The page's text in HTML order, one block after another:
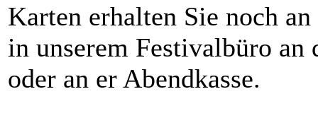
Karten erhalten Sie noch
in unserem Festivalbüro
oder an er Abendkasse.